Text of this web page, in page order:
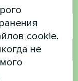
cookie.
не